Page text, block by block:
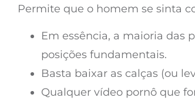
Permite que o homem se sinta
Em essência, a maioria das
posições fundamentais.
Basta baixar as calças (ou
Qualquer vídeo pornô que